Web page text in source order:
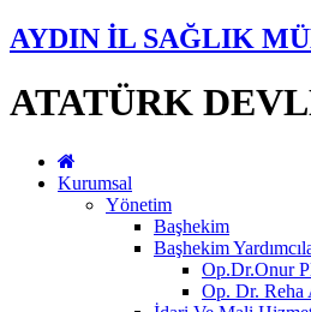
AYDIN İL SAĞLIK
ATATÜRK
Kurumsal
Yönetim
Başhekim
Başhekim
Op.Dr.Onur
Op. Dr.